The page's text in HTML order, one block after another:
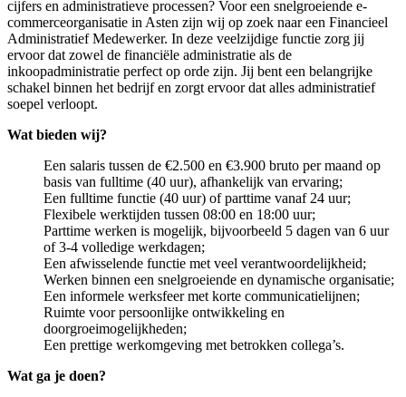
cijfers en administratieve processen? Voor een snelgroeiende e-
commerceorganisatie in Asten zijn wij op zoek naar een Financieel
Administratief Medewerker. In deze veelzijdige functie zorg jij
ervoor dat zowel de financiële administratie als de
inkoopadministratie perfect op orde zijn. Jij bent een belangrijke
schakel binnen het bedrijf en zorgt ervoor dat alles administratief
soepel verloopt.
Wat bieden wij?
Een salaris tussen de €2.500 en €3.900 bruto per maand op
basis van fulltime (40 uur), afhankelijk van ervaring;
Een fulltime functie (40 uur) of parttime vanaf 24 uur;
Flexibele werktijden tussen 08:00 en 18:00 uur;
Parttime werken is mogelijk, bijvoorbeeld 5 dagen van 6 uur
of 3-4 volledige werkdagen;
Een afwisselende functie met veel verantwoordelijkheid;
Werken binnen een snelgroeiende en dynamische organisatie;
Een informele werksfeer met korte communicatielijnen;
Ruimte voor persoonlijke ontwikkeling en
doorgroeimogelijkheden;
Een prettige werkomgeving met betrokken collega’s.
Wat ga je doen?